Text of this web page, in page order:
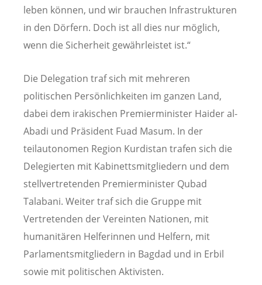
leben können, und wir brauchen Infrastrukturen
in den Dörfern. Doch ist all dies nur möglich,
wenn die Sicherheit gewährleistet ist.“
Die Delegation traf sich mit mehreren
politischen Persönlichkeiten im ganzen Land,
dabei dem irakischen Premierminister Haider al-
Abadi und Präsident Fuad Masum. In der
teilautonomen Region Kurdistan trafen sich die
Delegierten mit Kabinettsmitgliedern und dem
stellvertretenden Premierminister Qubad
Talabani. Weiter traf sich die Gruppe mit
Vertretenden der Vereinten Nationen, mit
humanitären Helferinnen und Helfern, mit
Parlamentsmitgliedern in Bagdad und in Erbil
sowie mit politischen Aktivisten.